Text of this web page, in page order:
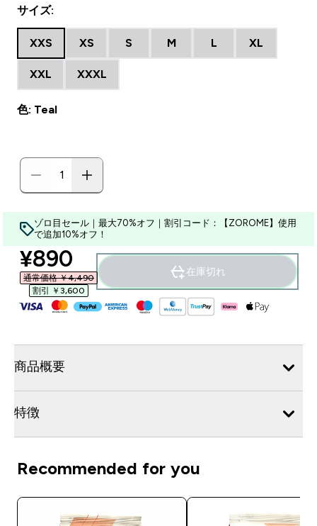
サイズ:
XXS XS S M L XL
XXL XXXL
色: Teal
ゾロ目セール｜最大70%オフ｜割引コード：【ZOROME】使用
で追加10%オフ！
discounted price
¥890‎
通常価格 ￥4,490‎
割引 ￥3,600‎
在庫切れ
商品概要
特徴
Recommended for you